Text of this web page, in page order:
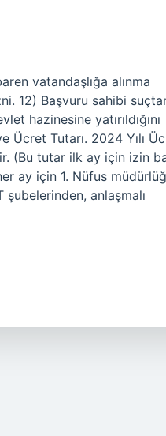
vatandaşlığa alınma
12) Başvuru sahibi
hazinesine yatırıldığını
Ücret Tutarı. 2024 Yılı
(Bu tutar ilk ay için izin
ay için 1. Nüfus
şubelerinden, anlaşmalı